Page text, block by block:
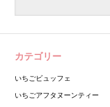
カテゴリー
いちごビュッフェ
いちごアフタヌーンティー